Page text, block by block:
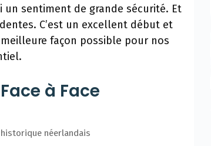
sentiment de grande sécurité. Et
C’est un excellent début et
façon possible pour nos
à Face
néerlandais